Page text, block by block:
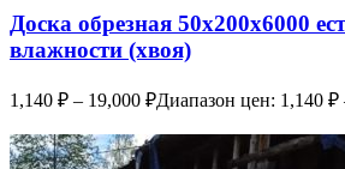
Доска обрезная 50х200х6000
влажности (хвоя)
1,140 ₽ – 19,000 ₽Диапазон цен: 1,140 ₽